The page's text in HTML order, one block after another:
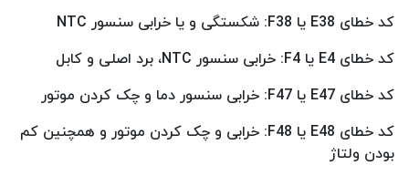
کد خطای E38 یا F38: شکستگی و یا خرابی سنسور NTC
کد خطای E4 یا F4: خرابی سنسور NTC، برد اصلی و کابل
کد خطای E47 یا F47: خرابی سنسور دما و چک کردن موتور
کد خطای E48 یا F48: خرابی و چک کردن موتور و همچنین کم
بودن ولتاژ